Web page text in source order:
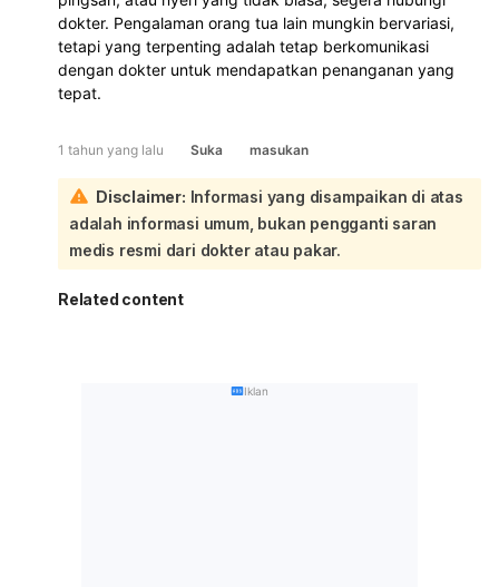
dokter. Pengalaman orang tua lain mungkin bervariasi,
tetapi yang terpenting adalah tetap berkomunikasi
dengan dokter untuk mendapatkan penanganan yang
tepat.
1 tahun yang lalu Suka masukan
Disclaimer: Informasi yang disampaikan di atas
adalah informasi umum, bukan pengganti saran
medis resmi dari dokter atau pakar.
Related content
Iklan